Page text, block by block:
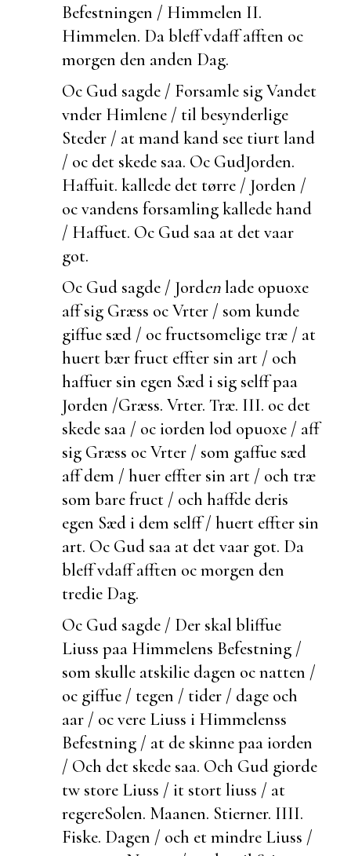
Befestningen / Himmelen II.
Himmelen. Da bleff vdaff afften oc
morgen den anden Dag.
Oc Gud sagde / Forsamle sig Vandet
vnder Himlene / til besynderlige
Steder / at mand kand see tiurt land
/ oc det skede saa. Oc GudJorden.
Haffuit. kallede det tørre / Jorden /
oc vandens forsamling kallede hand
/ Haffuet. Oc Gud saa at det vaar
got.
Oc Gud sagde / Jordenlade opuoxe
aff sig Græss oc Vrter / som kunde
giffue sæd / oc fructsomelige træ / at
huert bær fruct effter sin art / och
haffuer sin egen Sæd i sig selff paa
Jorden /Græss. Vrter. Træ. III. oc det
skede saa / oc iorden lod opuoxe / aff
sig Græss oc Vrter / som gaffue sæd
aff dem / huer effter sin art / och træ
som bare fruct / och haffde deris
egen Sæd i dem selff / huert effter sin
art. Oc Gud saa at det vaar got. Da
bleff vdaff afften oc morgen den
tredie Dag.
Oc Gud sagde / Der skal bliffue
Liuss paa Himmelens Befestning /
som skulle atskilie dagen oc natten /
oc giffue / tegen / tider / dage och
aar / oc vere Liuss i Himmelenss
Befestning / at de skinne paa iorden
/ Och det skede saa. Och Gud giorde
tw store Liuss / it stort liuss / at
regereSolen. Maanen. Stierner. IIII.
Fiske. Dagen / och et mindre Liuss /